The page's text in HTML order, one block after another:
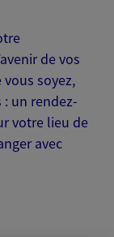
de vos
soyez,
un rendez-
votre lieu de
avec